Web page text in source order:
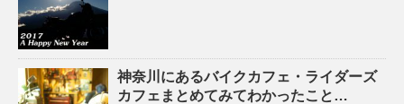
神奈川にあるバイクカフェ・ライダーズ
カフェまとめてみてわかったこと…